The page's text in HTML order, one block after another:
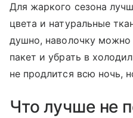
Для жаркого сезона
цвета и натуральные
душно, наволочку можно
пакет и убрать в
не продлится всю ночь,
Что лучше не